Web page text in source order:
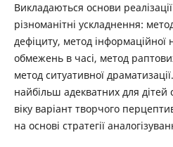
Викладаються основи
різноманітні ускладнення:
дефіциту, метод інформаційної
обмежень в часі, метод
метод ситуативної
найбільш адекватних для
віку варіант творчого
на основі стратегії